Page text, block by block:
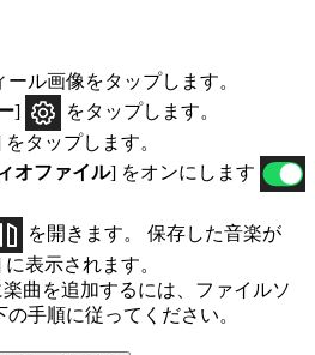
ル画像をタップします。
]
をタップします。
をタップします。
オファイル] をオンにします
を開きます。 保存した音楽が
に表示されます。
曲を追加するには、ファイルソ
手順に従ってください。